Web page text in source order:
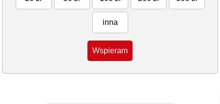
inna
Wspieram